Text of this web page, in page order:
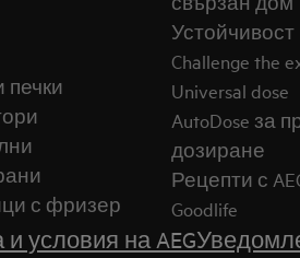
печки
с фризер
Устойчивост
Challenge the
Universal dose
AutoDose за
дозиране
Рецепти с
Goodlife
условия на AEG